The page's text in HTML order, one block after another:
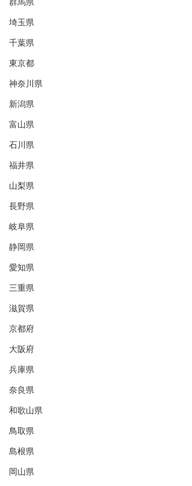
埼玉県
千葉県
東京都
神奈川県
新潟県
富山県
石川県
福井県
山梨県
長野県
岐阜県
静岡県
愛知県
三重県
滋賀県
京都府
大阪府
兵庫県
奈良県
和歌山県
鳥取県
島根県
岡山県